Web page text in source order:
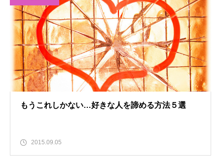
もうこれしかない…好きな人を諦める方法５選
2015.09.05